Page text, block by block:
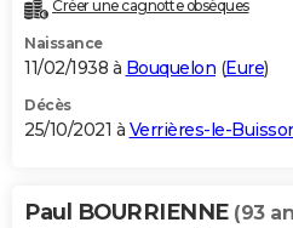
Créer une cagnotte obsèques
Naissance
11/02/1938 à Bouquelon (Eure)
Décès
25/10/2021 à Verrières-le-
Paul BOURRIENNE (93